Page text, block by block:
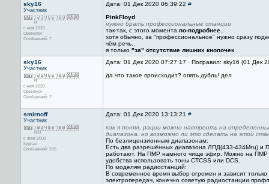
sky16
Участник
с ноя 2020
Оренбург
Сообщений: 7
Дата: 01 Дек 2020 06:39:22 #
PinkFloyd
нужно брать профессиональные станции
так-так, с этого момента по-подробнее
хотя обычно, за "профессиональное" нужно сразу
чём речь..
я только "за" отсутствие лишних кнопочек
sky16
Участник
с ноя 2020
Оренбург
Сообщений: 7
Дата: 01 Дек 2020 07:27:17 · Поправил: sky16 (01 Дек
да что такое происходит? опять дубль! дел
smirnoff
Участник
с фев 2009
Курган
Сообщений: 205
Дата: 01 Дек 2020 13:13:21 #
как я понял, рации можно настроить на
диапазона. но возможно ли это сделать на этой
По безлицензионным диапазонам:
Есть два разрешённых диапазона ЛПД(433-434Мгц) и
работают. На ПМР намного чище эфир. Можно на ПМР
удобства использовать тоны CTCSS или DCS.
По моделям радиостанций:
В современное время выбор огромен и зависит
электропередач, конечно советую радиостанции